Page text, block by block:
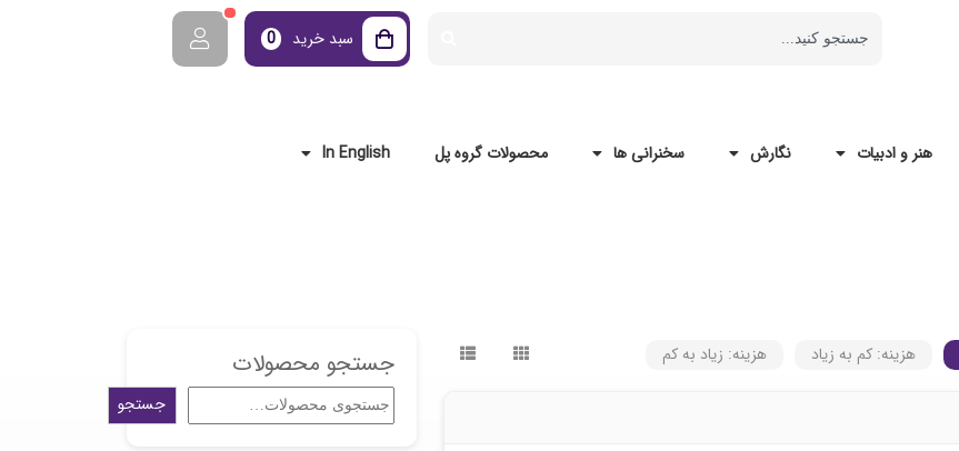
سبد خرید 0
هنر و ادبیات نگارش سخنرانی ها محصولات گروه پل In English
هزینه: کم به زیاد هزینه: زیاد به کم جستجو محصولات
جستجو